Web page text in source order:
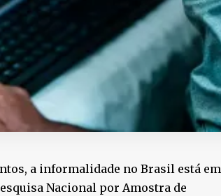
a informalidade no Brasil está em
Nacional por Amostra de